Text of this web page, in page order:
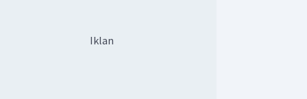
Iklan